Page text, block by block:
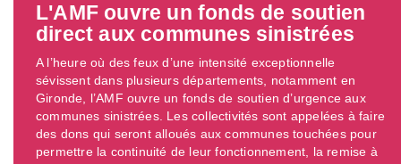
L'AMF ouvre un fonds de soutien
direct aux communes sinistrées
A l’heure où des feux d’une intensité exceptionnelle
sévissent dans plusieurs départements, notamment en
Gironde, l’AMF ouvre un fonds de soutien d’urgence aux
communes sinistrées. Les collectivités sont appelées à faire
des dons qui seront alloués aux communes touchées pour
permettre la continuité de leur fonctionnement, la remise à